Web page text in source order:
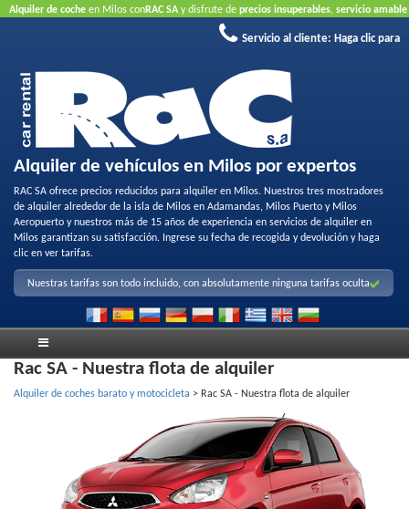
Alquiler de coche en Milos conRAC SA y disfrute de precios insuperables, servicio amable
para aprovechar nuestras ofertas de
Servicio al cliente: Haga clic para
Alquiler de vehículos en Milos por expertos
RAC SA ofrece precios reducidos para alquiler en Milos. Nuestros tres mostradores
de alquiler alrededor de la isla de Milos en Adamandas, Milos Puerto y Milos
Aeropuerto y nuestros más de 15 años de experiencia en servicios de alquiler en
Milos garantizan su satisfacción. Ingrese su fecha de recogida y devolución y haga
clic en ver tarifas.
Nuestras tarifas son todo incluido, con absolutamente ninguna tarifas oculta
Rac SA - Nuestra flota de alquiler
Alquiler de coches barato y motocicleta > Rac SA - Nuestra flota de alquiler